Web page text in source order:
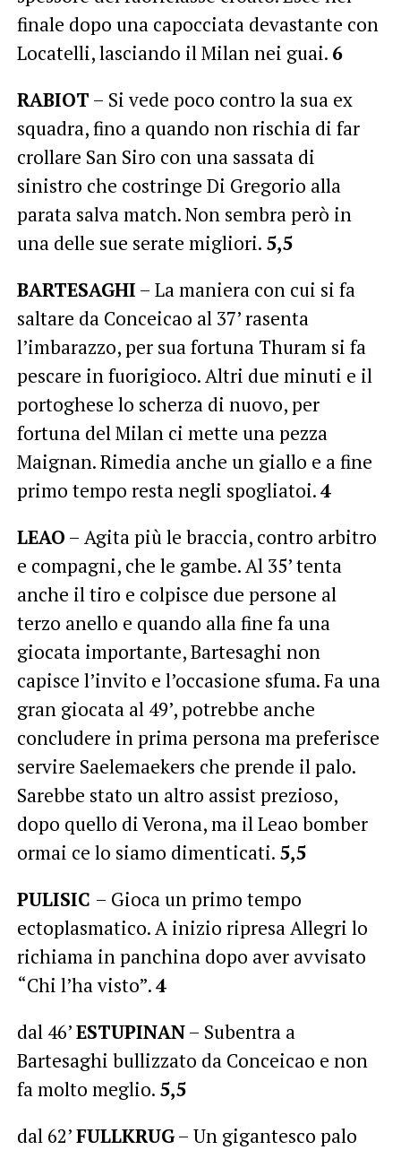
finale dopo una capocciata devastante con
Locatelli, lasciando il Milan nei guai. 6
RABIOT – Si vede poco contro la sua ex
squadra, fino a quando non rischia di far
crollare San Siro con una sassata di
sinistro che costringe Di Gregorio alla
parata salva match. Non sembra però in
una delle sue serate migliori. 5,5
BARTESAGHI – La maniera con cui si fa
saltare da Conceicao al 37’ rasenta
l’imbarazzo, per sua fortuna Thuram si fa
pescare in fuorigioco. Altri due minuti e il
portoghese lo scherza di nuovo, per
fortuna del Milan ci mette una pezza
Maignan. Rimedia anche un giallo e a fine
primo tempo resta negli spogliatoi.4
LEAO – Agita più le braccia, contro arbitro
e compagni, che le gambe. Al 35’ tenta
anche il tiro e colpisce due persone al
terzo anello e quando alla fine fa una
giocata importante, Bartesaghi non
capisce l’invito e l’occasione sfuma. Fa una
gran giocata al 49’, potrebbe anche
concludere in prima persona ma preferisce
servire Saelemaekers che prende il palo.
Sarebbe stato un altro assist prezioso,
dopo quello di Verona, ma il Leao bomber
ormai ce lo siamo dimenticati. 5,5
PULISIC – Gioca un primo tempo
ectoplasmatico. A inizio ripresa Allegri lo
richiama in panchina dopo aver avvisato
“Chi l’ha visto”.4
dal 46’ESTUPINAN– Subentra a
Bartesaghi bullizzato da Conceicao e non
fa molto meglio. 5,5
dal 62’FULLKRUG– Un gigantesco palo